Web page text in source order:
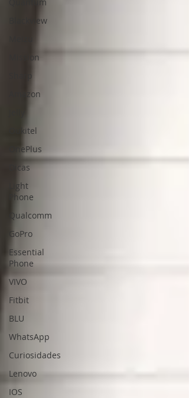
Blackview
Mission
Amazon
Oukitel
OnePlus
Dicas
Light
Phone
Qualcomm
GoPro
Essential
Phone
VIVO
Fitbit
BLU
WhatsApp
Curiosidades
Lenovo
IOS